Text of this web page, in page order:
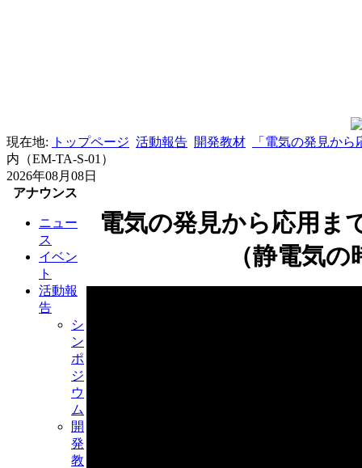
現在地: トップページ 活動報告 開発教材
「電気の発見か
内（EM-TA-S-01）
2026年08月08日
アナウンス
ニュー
ス
イベン
ト
活動報
告
シ
ン
ポ
ジ
ウ
ム
開
発
教
電気の発見から応用
（静電気